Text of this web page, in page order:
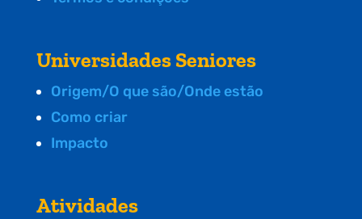
Universidades Seniores
Origem/O que são/Onde estão
Como criar
Impacto
Atividades